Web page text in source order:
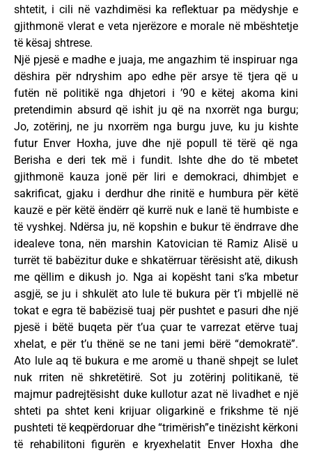
shtetit, i cili në vazhdimësi ka reflektuar pa mëdyshje e
gjithmonë vlerat e veta njerëzore e morale në mbështetje
të kësaj shtrese.
Një pjesë e madhe e juaja, me angazhim të inspiruar nga
dëshira për ndryshim apo edhe për arsye të tjera që u
futën në politikë nga dhjetori i ’90 e këtej akoma kini
pretendimin absurd që ishit ju që na nxorrët nga burgu;
Jo, zotërinj, ne ju nxorrëm nga burgu juve, ku ju kishte
futur Enver Hoxha, juve dhe një popull të tërë që nga
Berisha e deri tek më i fundit. Ishte dhe do të mbetet
gjithmonë kauza jonë për liri e demokraci, dhimbjet e
sakrificat, gjaku i derdhur dhe rinitë e humbura për këtë
kauzë e për këtë ëndërr që kurrë nuk e lanë të humbiste e
të vyshkej. Ndërsa ju, në kopshin e bukur të ëndrrave dhe
idealeve tona, nën marshin Katovician të Ramiz Alisë u
turrët të babëzitur duke e shkatërruar tërësisht atë, dikush
me qëllim e dikush jo. Nga ai kopësht tani s’ka mbetur
asgjë, se ju i shkulët ato lule të bukura për t’i mbjellë në
tokat e egra të babëzisë tuaj për pushtet e pasuri dhe një
pjesë i bëtë buqeta për t’ua çuar te varrezat etërve tuaj
xhelat, e për t’u thënë se ne tani jemi bërë “demokratë”.
Ato lule aq të bukura e me aromë u thanë shpejt se lulet
nuk rriten në shkretëtirë. Sot ju zotërinj politikanë, të
majmur padrejtësisht duke kullotur azat në livadhet e një
shteti pa shtet keni krijuar oligarkinë e frikshme të një
pushteti të keqpërdoruar dhe “trimërish”e tinëzisht kërkoni
të rehabilitoni figurën e kryexhelatit Enver Hoxha dhe